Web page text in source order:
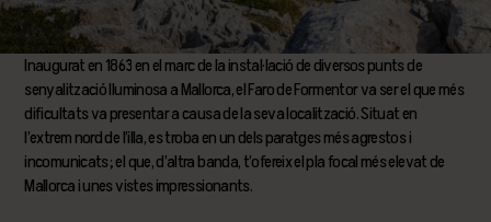
Inaugurat en 1863 en el marc de la instal·lació de diversos punts de
senyalització lluminosa a Mallorca, el Faro de Formentor va ser el que més
dificultats va presentar a causa de la seva localització. Situat en
l’extrem nord de l’illa, es troba en un dels paratges més agrestos i
incomunicats; el que, d’altra banda, t’ofereix el pla focal més elevat de
Mallorca i unes vistes impressionants.